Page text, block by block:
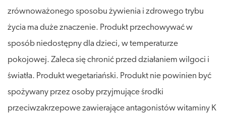
zrównoważonego sposobu żywienia i zdrowego trybu
życia ma duże znaczenie. Produkt przechowywać w
sposób niedostępny dla dzieci, w temperaturze
pokojowej. Zaleca się chronić przed działaniem wilgoci i
światła. Produkt wegetariański. Produkt nie powinien być
spożywany przez osoby przyjmujące środki
przeciwzakrzepowe zawierające antagonistów witaminy K